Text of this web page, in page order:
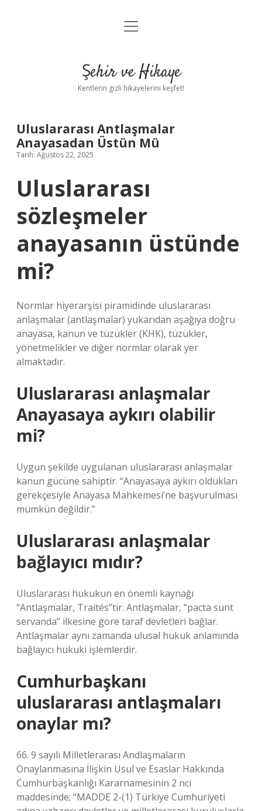
Anasayfa
Yasal Uyarı
menüyü
Şehir ve Hikaye
Kentlerin gizli hikayelerini keşfet!
Uluslararası Antlaşmalar
Anayasadan Üstün Mü
Tarih: Ağustos 22, 2025
Uluslararası
sözleşmeler
anayasanın üstünde
mi?
Normlar hiyerarşisi piramidinde uluslararası
anlaşmalar (antlaşmalar) yukarıdan aşağıya doğru
anayasa, kanun ve tüzükler (KHK), tüzükler,
yönetmelikler ve diğer normlar olarak yer
almaktadır.
Uluslararası anlaşmalar
Anayasaya aykırı olabilir
mi?
Uygun şekilde uygulanan uluslararası anlaşmalar
kanun gücüne sahiptir. “Anayasaya aykırı oldukları
gerekçesiyle Anayasa Mahkemesi’ne başvurulması
mümkün değildir.”
Uluslararası anlaşmalar
bağlayıcı mıdır?
Uluslararası hukukun en önemli kaynağı
“Antlaşmalar, Traités”tir. Antlaşmalar, “pacta sunt
servanda” ilkesine göre taraf devletleri bağlar.
Antlaşmalar aynı zamanda ulusal hukuk anlamında
bağlayıcı hukuki işlemlerdir.
Cumhurbaşkanı
uluslararası antlaşmaları
onaylar mı?
66. 9 sayılı Milletlerarası Andlaşmaların
Onaylanmasına İlişkin Usul ve Esaslar Hakkında
Cumhurbaşkanlığı Kararnamesinin 2 nci
maddesinde; “MADDE 2-(1) Türkiye Cumhuriyeti